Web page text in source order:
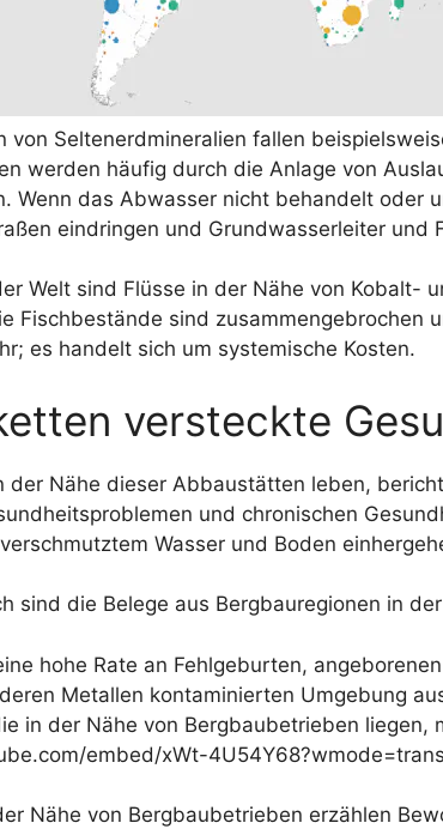
von Seltenerdmineralien fallen
werden häufig durch die Anlage von
Wenn das Abwasser nicht behandelt oder
eindringen und Grundwasserleiter und
Welt sind Flüsse in der Nähe von Kobalt-
Fischbestände sind
es handelt sich um systemische Kosten.
versteckte
der Nähe dieser Abbaustätten leben,
und chronischen
Wasser und Boden
sind die Belege aus Bergbauregionen in
hohe Rate an Fehlgeburten,
Metallen kontaminierten Umgebung
in der Nähe von Bergbaubetrieben
embed/xWt-
Nähe von Bergbaubetrieben erzählen